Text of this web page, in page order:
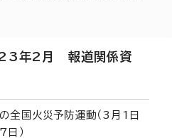
年2月 報道関係資
全国火災予防運動（3月1日
日）